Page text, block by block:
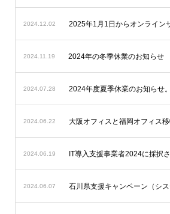
2024.12.02
2024.11.19 2024年の冬季休業のお知らせ
2024.07.28 2024年度夏季休業のお知らせ。
2024.06.22 大阪オフィスと福岡オフィス移
2024.06.19
2024.06.07